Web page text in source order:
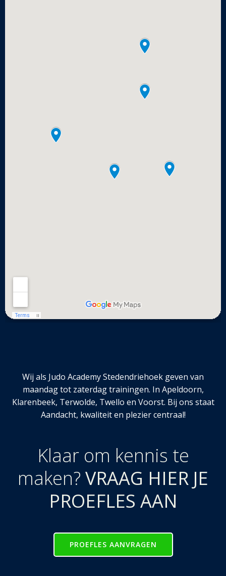
Wij als Judo Academy Stedendriehoek geven van
maandag tot zaterdag trainingen. In Apeldoorn,
Klarenbeek, Terwolde, Twello en Voorst. Bij ons staat
Aandacht, kwaliteit en plezier centraal!
Klaar om kennis te
maken? VRAAG HIER JE
PROEFLES AAN
PROEFLES AANVRAGEN